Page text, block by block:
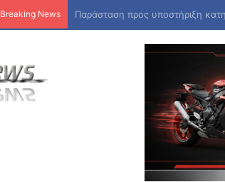
Breaking News ΟΠΕΚΑ: Την Παρασκευή η